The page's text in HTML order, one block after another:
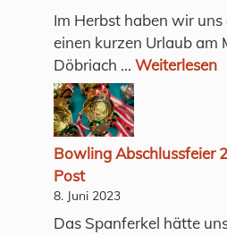
Im Herbst haben wir
einen kurzen Urlaub am
Döbriach ... Weiterlesen
Bowling Abschlussfeier
Post
8. Juni 2023
Das Spanferkel hätte